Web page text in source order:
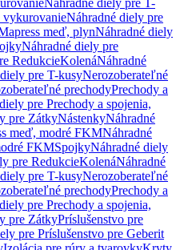
Náhradné diely pre T-
Náhradné diely pre
meď, plynNáhradné diely
Náhradné diely pre
RedukcieKolenáNáhradné
pre T-kusyNerozoberateľné
prechodyPrechody a
pre Prechody a spojenia,
pre ZátkyNástenkyNáhradné
meď, modré FKMNáhradné
FKMSpojkyNáhradné diely
pre RedukcieKolenáNáhradné
pre T-kusyNerozoberateľné
prechodyPrechody a
pre Prechody a spojenia,
pre ZátkyPríslušenstvo pre
pre Príslušenstvo pre Geberit